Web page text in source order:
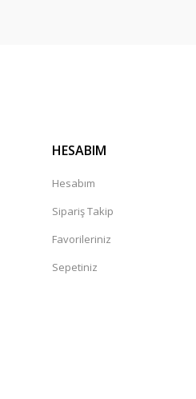
HESABIM
Hesabım
Sipariş Takip
Favorileriniz
Sepetiniz